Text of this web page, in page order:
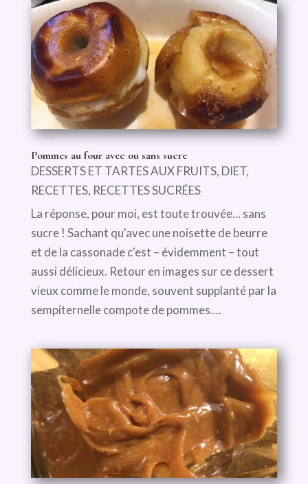
Pommes au four avec ou sans sucre
DESSERTS ET TARTES AUX FRUITS, DIET,
RECETTES, RECETTES SUCRÉES
La réponse, pour moi, est toute trouvée... sans
sucre ! Sachant qu'avec une noisette de beurre
et de la cassonade c'est – évidemment – tout
aussi délicieux. Retour en images sur ce dessert
vieux comme le monde, souvent supplanté par la
sempiternelle compote de pommes....